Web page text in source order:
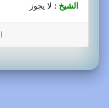
الشيخ : لا يجوز